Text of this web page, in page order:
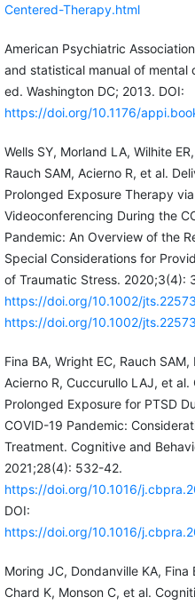
Centered-Therapy.html
American Psychiatric
and statistical manual of mental
ed. Washington DC; 2013. DOI:
https://doi.org/10.1176/
Wells SY, Morland LA, Wilhite
Rauch SAM, Acierno R, et al.
Prolonged Exposure Therapy via
Videoconferencing During the
Pandemic: An Overview of the
Special Considerations for
of Traumatic Stress. 2020;3(4):
https://doi.org/10.1002/jts.22573
https://doi.org/10.1002/jts.22573
Fina BA, Wright EC, Rauch SAM,
Acierno R, Cuccurullo LAJ, et al.
Prolonged Exposure for PTSD
COVID-19 Pandemic:
Treatment. Cognitive and
2021;28(4): 532-42.
https://doi.org/10.1016/
DOI:
https://doi.org/10.1016/
Moring JC, Dondanville KA, Fina
Chard K, Monson C, et al.